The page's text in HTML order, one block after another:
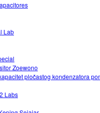
Lab
Zoewono
pločastog kondenzatora
Labs